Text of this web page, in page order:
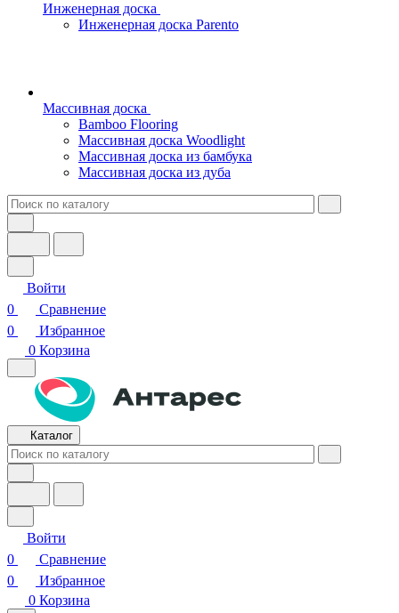
Инженерная доска
Инженерная доска Parento
Массивная доска
Bamboo Flooring
Массивная доска Woodlight
Массивная доска из бамбука
Массивная доска из дуба
Войти
0
Сравнение
0
Избранное
0 Корзина
Каталог
Войти
0
Сравнение
0
Избранное
0 Корзина